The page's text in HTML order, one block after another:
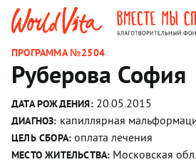
ПРОГРАММА №2504
Руберова София
ДАТА РОЖДЕНИЯ:20.05.2015
ДИАГНОЗ: капиллярная
ЦЕЛЬ СБОРА: оплата лечения
МЕСТО ЖИТЕЛЬСТВА: Московская